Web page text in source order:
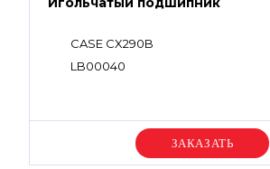
CASE CX290B
LB00040
Уточняйте цену